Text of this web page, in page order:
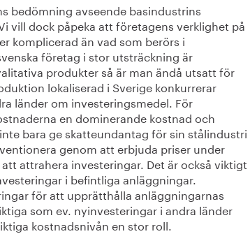
bedömning avseende basindustrins
vill dock påpeka att företagens verklighet på
komplicerad än vad som berörs i
företag i stor utsträckning är
produkter så är man ändå utsatt för
lokaliserad i Sverige konkurrerar
länder om investeringsmedel. För
en dominerande kostnad och
bara ge skatteundantag för sin stålindustri
genom att erbjuda priser under
attrahera investeringar. Det är också viktigt
i befintliga anläggningar.
för att upprätthålla anläggningarnas
som ev. nyinvesteringar i andra länder
kostnadsnivån en stor roll.